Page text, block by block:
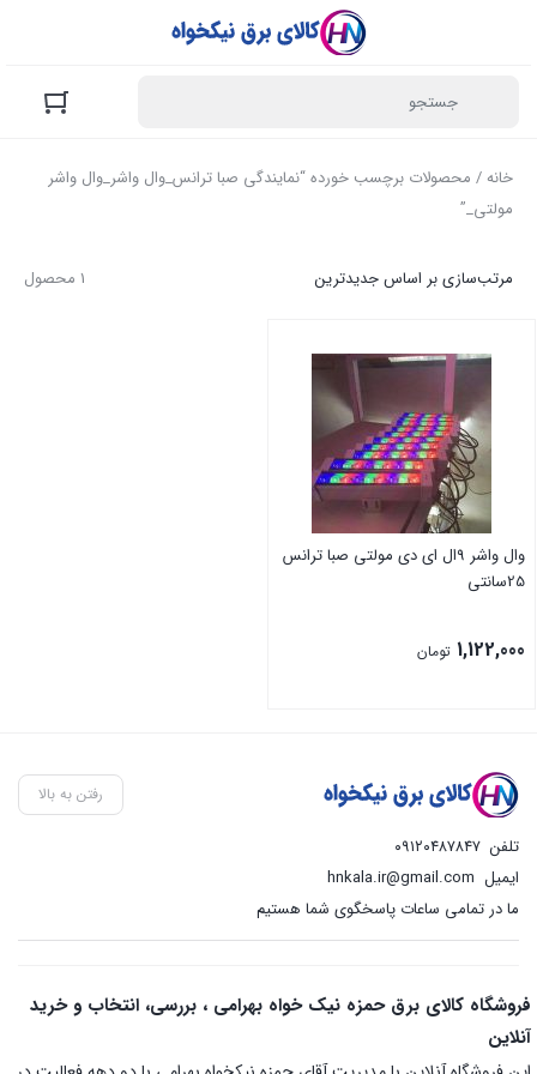
خانه/ محصولات برچسب خورده “نمایندگی صبا ترانس_وال واشر_وال واشر
مولتی_”
1 محصول مرتب‌سازی بر اساس جدیدترین
وال واشر 9ال ای دی مولتی صبا ترانس
25سانتی
1,122,000 تومان
رفتن به بالا
تلفن ۰۹۱۲۰۴۸۷۸۴۷
ایمیل hnkala.ir@gmail.com
ما در تمامی ساعات پاسخگوی شما هستیم
فروشگاه کالای برق حمزه نیک خواه بهرامی ، بررسی، انتخاب و خرید
آنلاین